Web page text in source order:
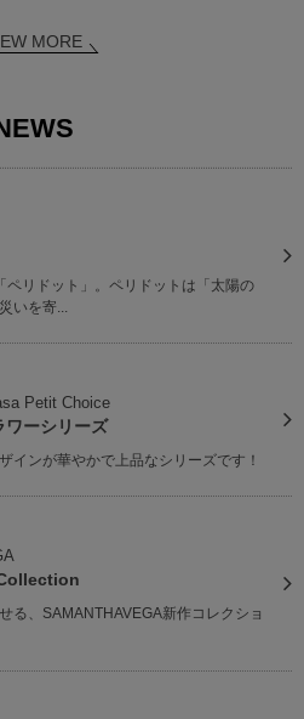
MORE
ペリドット」。ペリドットは「太陽の
いを寄...
Petit Choice
ワーシリーズ
インが華やかで上品なシリーズです！
る、SAMANTHAVEGA新作コレクショ